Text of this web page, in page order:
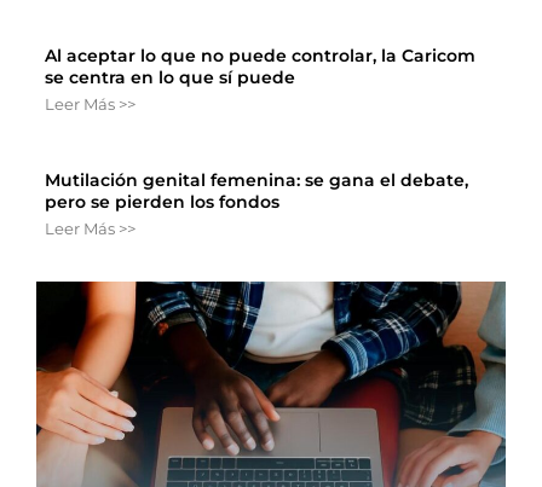
Al aceptar lo que no puede controlar, la Caricom
se centra en lo que sí puede
Leer Más >>
Mutilación genital femenina: se gana el debate,
pero se pierden los fondos
Leer Más >>